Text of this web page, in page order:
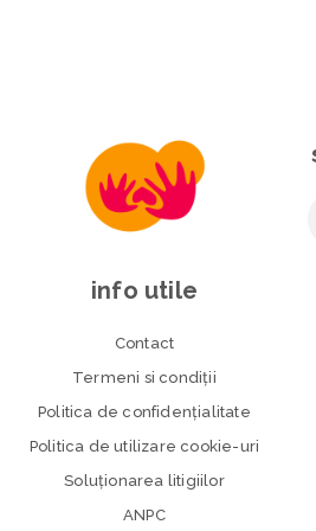
info utile
Contact
Termeni si condiţii
Politica de confidenţialitate
Politica de utilizare cookie-uri
Soluționarea litigiilor
ANPC